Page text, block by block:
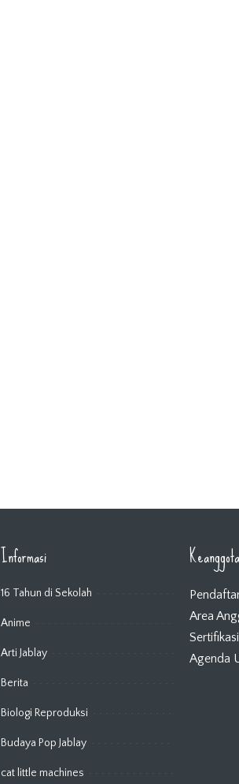
Informasi
16 Tahun di Sekolah
Anime
Arti Jablay
Berita
Biologi Reproduksi
Budaya Pop Jablay
cat little machines
Area
Agenda